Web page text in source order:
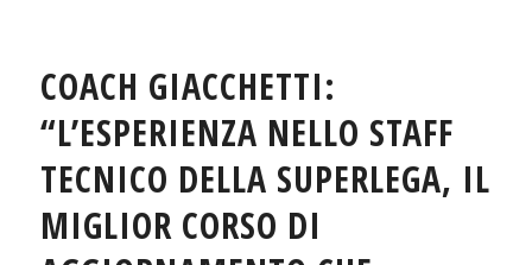
COACH GIACCHETTI:
“L’ESPERIENZA NELLO STAFF
TECNICO DELLA SUPERLEGA, IL
MIGLIOR CORSO DI